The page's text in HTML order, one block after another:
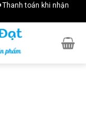
Thanh toán khi nhận